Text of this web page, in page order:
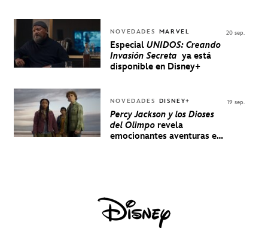
NOVEDADES MARVEL
Especial UNIDOS: Creando
Invasión Secreta ya está
disponible en Disney+
20 sep.
NOVEDADES DISNEY+
Percy Jackson y los Dioses
del Olimporevela
emocionantes aventuras en
19 sep.